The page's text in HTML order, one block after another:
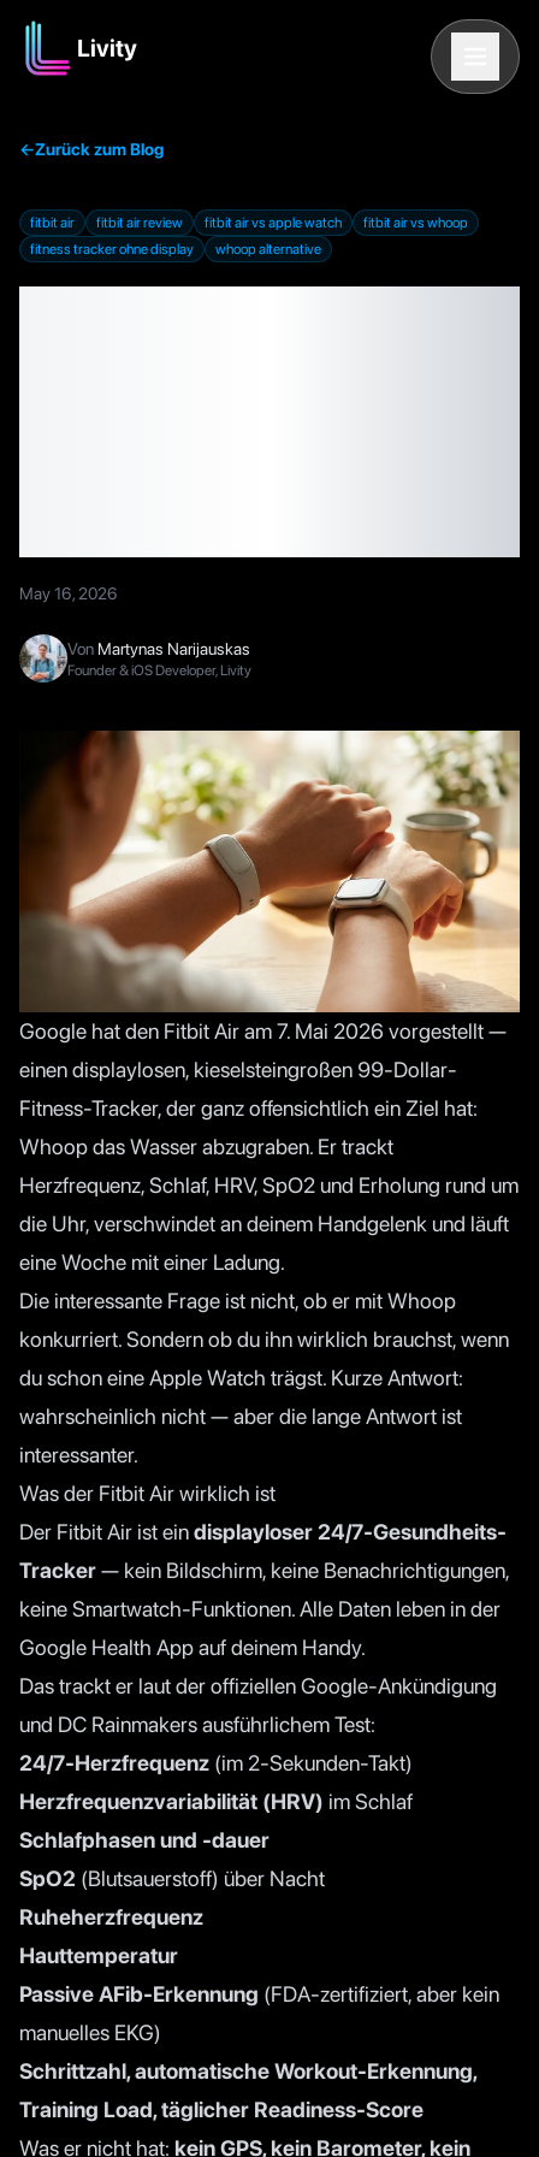
Livity
←Zurück zum Blog
fitbit air fitbit air review fitbit air vs apple watch
fitbit air vs whoop
fitness tracker ohne display
whoop alternative
May 16, 2026
Von Martynas Narijauskas
Founder & iOS Developer, Livity
Google hat den Fitbit Air am 7. Mai 2026 vorgestellt—
einen displaylosen, kieselsteingroßen 99-Dollar-
Fitness-Tracker, der ganz offensichtlich ein Ziel hat:
Whoop das Wasser abzugraben. Er trackt
Herzfrequenz, Schlaf, HRV, SpO2 und Erholung rund um
die Uhr, verschwindet an deinem Handgelenk und läuft
eine Woche mit einer Ladung.
Die interessante Frage ist nicht, ob er mit Whoop
konkurriert. Sondern ob du ihn wirklich brauchst, wenn
du schon eine Apple Watch trägst. Kurze Antwort:
wahrscheinlich nicht — aber die lange Antwort ist
interessanter.
Was der Fitbit Air wirklich ist
Der Fitbit Air ist eindisplayloser 24/7-Gesundheits-
Tracker— kein Bildschirm, keine Benachrichtigungen,
keine Smartwatch-Funktionen. Alle Daten leben in der
Google Health App auf deinem Handy.
Das trackt er laut deroffiziellen Google-Ankündigung
und DC Rainmakers ausführlichem Test:
24/7-Herzfrequenz (im 2-Sekunden-Takt)
Herzfrequenzvariabilität (HRV) im Schlaf
Schlafphasen und -dauer
SpO2 (Blutsauerstoff) über Nacht
Ruheherzfrequenz
Hauttemperatur
Passive AFib-Erkennung (FDA-zertifiziert, aber kein
manuelles EKG)
Schrittzahl, automatische Workout-Erkennung,
Training Load, täglicher Readiness-Score
Was er nicht hat: kein GPS, kein Barometer, kein